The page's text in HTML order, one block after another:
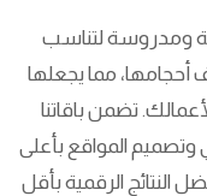
ومدروسة لتناسب
مما يجعلها
تضمن باقاتنا
وتصميم المواقع بأعلى
النتائج الرقمية بأقل